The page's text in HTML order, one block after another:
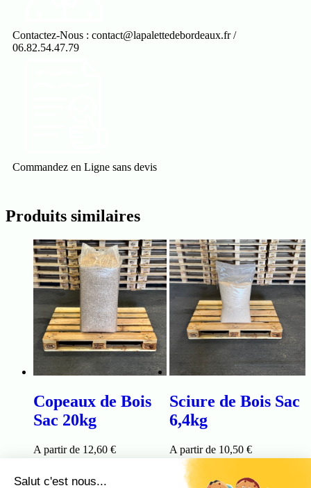
Contactez-Nous : contact@lapalettedebordeaux.fr /
06.82.54.47.79
Commandez en Ligne sans devis
Produits similaires
Copeaux de Bois
Sac 20kg
A partir de 12,60 €
Sciure de Bois Sac
6,4kg
A partir de 10,50 €
Sciure et Copeaux de